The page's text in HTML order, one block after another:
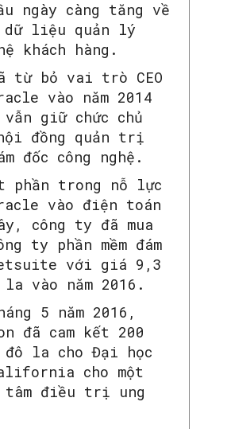
ngày càng tăng về
dữ liệu quản lý
khách hàng.
từ bỏ vai trò CEO
vào năm 2014
vẫn giữ chức chủ
đồng quản trị
đốc công nghệ.
phần trong nỗ lực
vào điện toán
công ty đã mua
ty phần mềm đám
với giá 9,3
vào năm 2016.
5 năm 2016,
đã cam kết 200
la cho Đại học
cho một
tâm điều trị ung